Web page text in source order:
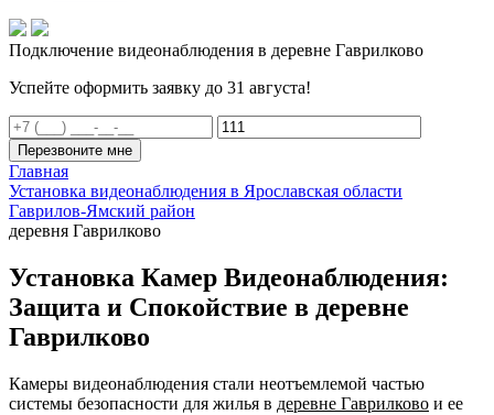
Подключение видеонаблюдения в деревне Гаврилково
Успейте оформить заявку до 31 августа!
Перезвоните мне
Главная
Установка видеонаблюдения в Ярославская области
Гаврилов-Ямский район
деревня Гаврилково
Установка Камер Видеонаблюдения:
Защита и Спокойствие в деревне
Гаврилково
Камеры видеонаблюдения стали неотъемлемой частью
системы безопасности для жилья в деревне Гаврилково и ее